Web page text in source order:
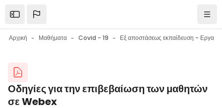
Open the sidebar
Αρχική Μαθήματα Covid - 19
Μπλοκ
Οδηγίες για την επιβεβαίωση των μαθητών
σε Webex